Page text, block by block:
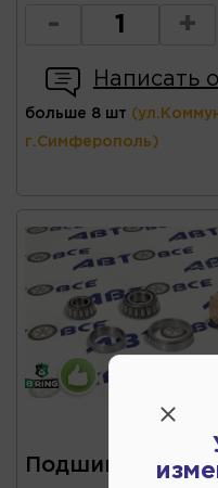
- +
Написать
больше 8 шт
г.Симферополь)
Подшипник